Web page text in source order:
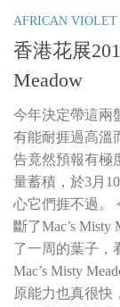
AFRICAN VIOLET
香港花展
Meadow
今年決定帶這兩
有能耐捱過高溫
告竟然預報有極
量蓄積，於3月
心它們捱不過。
斷了Mac’s
了一周的葉子，
Mac’s Misty
原能力也真很快